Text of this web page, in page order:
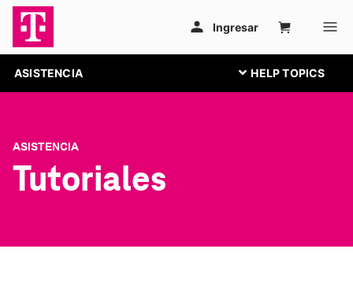
ASISTENCIA
ASISTENCIA
Tutoriales